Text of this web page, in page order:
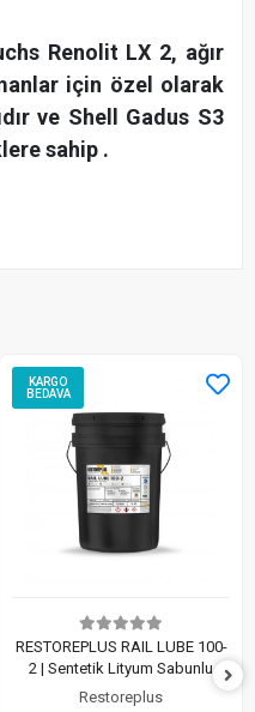
Renolit LX 2, ağır
için özel olarak
ve Shell Gadus S3
sahip .
KARGO
BEDAVA
RESTOREPLUS RAIL LUBE 100-
2 | Sentetik Lityum Sabunlu
Gres (18 Kg)
Restoreplus